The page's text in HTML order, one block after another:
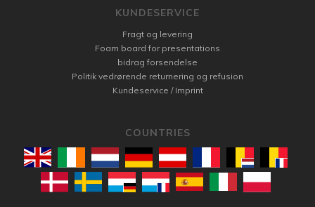
KUNDESERVICE
Fragt og levering
Foam board for presentations
bidrag forsendelse
Politik vedrørende returnering og refusion
Kundeservice / Imprint
COUNTRIES